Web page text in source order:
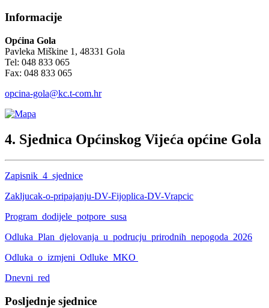
Informacije
Općina Gola
Pavleka Miškine 1, 48331 Gola
Tel: 048 833 065
Fax: 048 833 065
opcina-gola@kc.t-com.hr
4. Sjednica Općinskog Vijeća općine Gola
Zapisnik_4_sjednice
Zakljucak-o-pripajanju-DV-Fijoplica-DV-Vrapcic
Program_dodijele_potpore_susa
Odluka_Plan_djelovanja_u_podrucju_prirodnih_nepogoda_2026
Odluka_o_izmjeni_Odluke_MKO
Dnevni_red
Posljednje sjednice